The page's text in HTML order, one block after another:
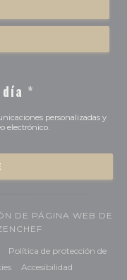
*
personalizadas y
electrónico.
DE PÁGINA WEB DE
((ABRE EN UNA
en una nueva ventana))
Política de protección de
ventana))
((abre en una nueva
Accesibilidad((abre en